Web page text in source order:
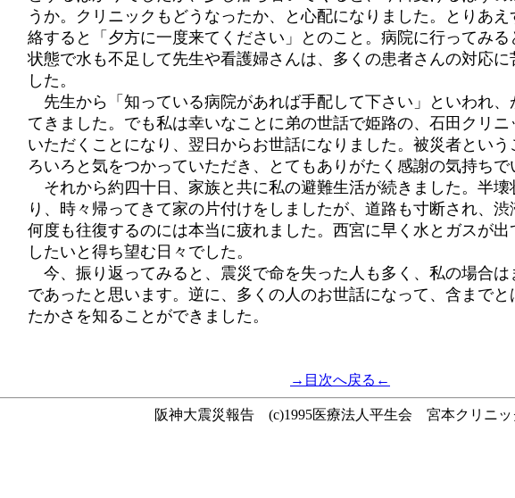
うか。クリニックもどうなったか、と心配になりました。とりあ
絡すると「夕方に一度来てください」とのこと。病院に行ってみる
状態で水も不足して先生や看護婦さんは、多くの患者さんの対応に
した。
先生から「知っている病院があれば手配して下さい」といわれ、
てきました。でも私は幸いなことに弟の世話で姫路の、石田クリニ
いただくことになり、翌日からお世話になりました。被災者とい
ろいろと気をつかっていただき、とてもありがたく感謝の気持ちで
それから約四十日、家族と共に私の避難生活が続きました。半壊
り、時々帰ってきて家の片付けをしましたが、道路も寸断され、渋
何度も往復するのには本当に疲れました。西宮に早く水とガスが出
したいと得ち望む日々でした。
今、振り返ってみると、震災で命を失った人も多く、私の場合は
であったと思います。逆に、多くの人のお世話になって、含までと
たかさを知ることができました。
→目次へ戻る←
阪神大震災報告 (c)1995医療法人平生会 宮本クリニッ